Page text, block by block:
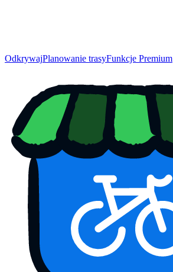
OdkrywajPlanowanie trasyFunkcje Premium